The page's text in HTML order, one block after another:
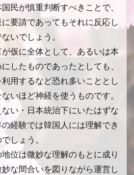
民が慎重判断すべきことで、
要請であってもそれに反応し
いでしょう。
仮に全体として、あるいは本
したものであったとしても、
用するなど恐れ多いこととし
いほど神経を使うものです。
い・日本統治下にいたはずな
経験では韓国人には理解でき
しょう。
位は微妙な理解のもとに成り
な間合いを図りながら運営し